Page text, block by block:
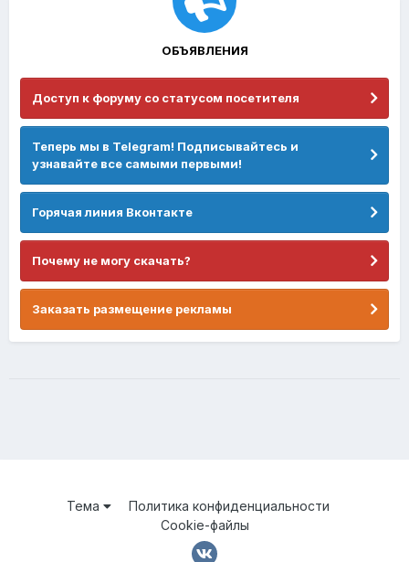
ОБЪЯВЛЕНИЯ
Доступ к форуму со статусом посетителя
Теперь мы в Telegram! Подписывайтесь и
узнавайте все самыми первыми!
Горячая линия Вконтакте
Почему не могу скачать?
Заказать размещение рекламы
Тема
Политика конфиденциальности
Cookie-файлы